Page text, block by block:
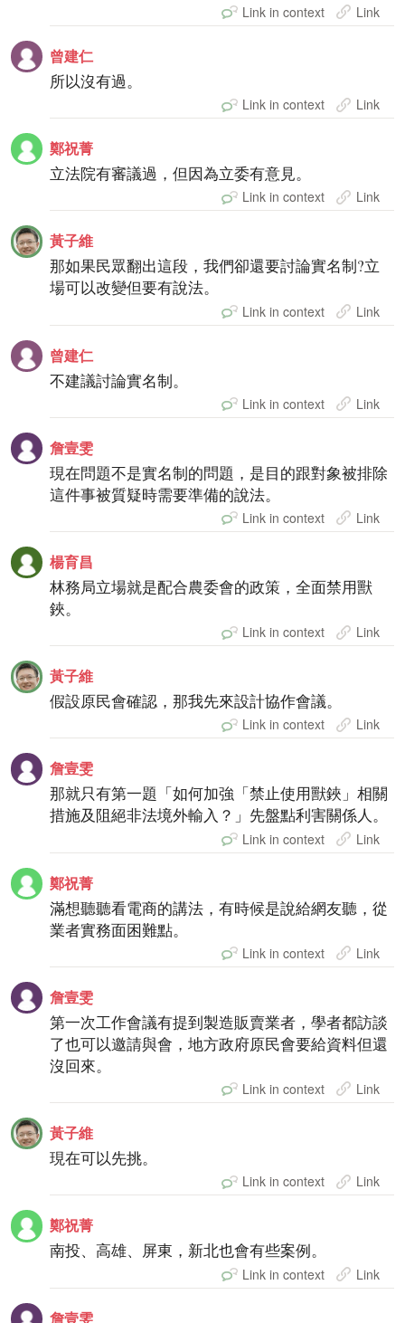
Link in context Link
曾建仁
所以沒有過。
Link in context Link
鄭祝菁
立法院有審議過，但因為立委有意見。
Link in context Link
黃子維
那如果民眾翻出這段，我們卻還要討論實名制?立
場可以改變但要有說法。
Link in context Link
曾建仁
不建議討論實名制。
Link in context Link
詹壹雯
現在問題不是實名制的問題，是目的跟對象被排除
這件事被質疑時需要準備的說法。
Link in context Link
楊育昌
林務局立場就是配合農委會的政策，全面禁用獸
鋏。
Link in context Link
黃子維
假設原民會確認，那我先來設計協作會議。
Link in context Link
詹壹雯
那就只有第一題「如何加強「禁止使用獸鋏」相關
措施及阻絕非法境外輸入？」先盤點利害關係人。
Link in context Link
鄭祝菁
滿想聽聽看電商的講法，有時候是說給網友聽，從
業者實務面困難點。
Link in context Link
詹壹雯
第一次工作會議有提到製造販賣業者，學者都訪談
了也可以邀請與會，地方政府原民會要給資料但還
沒回來。
Link in context Link
黃子維
現在可以先挑。
Link in context Link
鄭祝菁
南投、高雄、屏東，新北也會有些案例。
Link in context Link
詹壹雯